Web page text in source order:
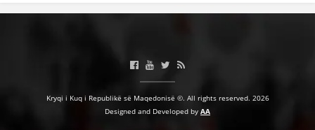
Kryqi i Kuq i Republikë së Maqedonisë ©. All rights reserved. 2026
Designed and Developed by AA